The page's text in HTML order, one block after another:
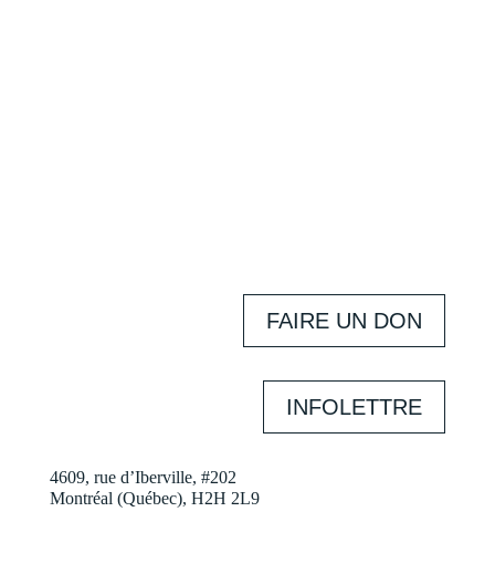
FAIRE UN DON
INFOLETTRE
4609, rue d’Iberville, #202
Montréal (Québec), H2H 2L9